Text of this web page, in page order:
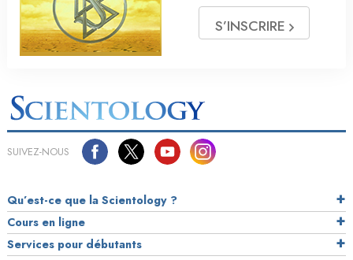
S’INSCRIRE
SUIVEZ-NOUS
Qu’est-ce que la Scientology ?
Cours en ligne
Services pour débutants